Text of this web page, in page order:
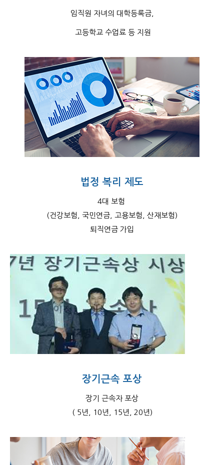
임직원 자녀의 대학등록금,
고등학교 수업료 등 지원
법정 복리 제도
4대 보험
(건강보험, 국민연금, 고용보험, 산재보험)
퇴직연금 가입
장기근속 포상
장기 근속자 포상
( 5년, 10년, 15년, 20년)